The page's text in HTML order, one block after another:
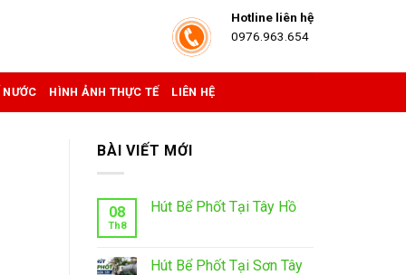
Hotline liên hệ
0976.963.654
NƯỚC HÌNH ẢNH THỰC TẾ LIÊN HỆ
BÀI VIẾT MỚI
08
Th8
Hút Bể Phốt Tại Tây Hồ
Hút Bể Phốt Tại Sơn Tây